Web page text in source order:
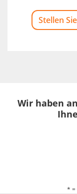
Stellen
Wir haben
* =